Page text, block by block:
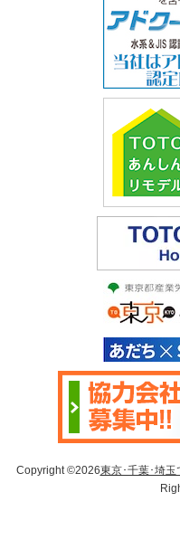
Copyright ©2026東京･千葉･埼